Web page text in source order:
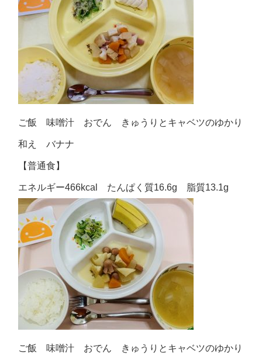
ご飯 味噌汁 おでん きゅうりとキャベツのゆかり
和え バナナ
【普通食】
エネルギー466kcal たんぱく質16.6g 脂質13.1g
ご飯 味噌汁 おでん きゅうりとキャベツのゆかり